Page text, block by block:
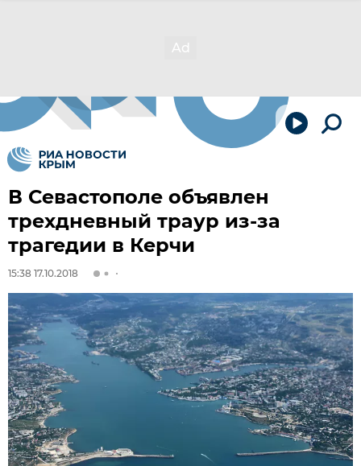
В Севастополе объявлен
трехдневный траур из-за
трагедии в Керчи
15:38 17.10.2018